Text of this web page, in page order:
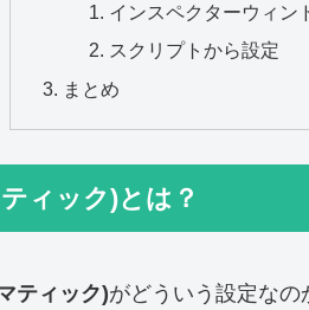
インスペクターウィン
スクリプトから設定
まとめ
ィック)とは？
ティック)がどういう設定なの